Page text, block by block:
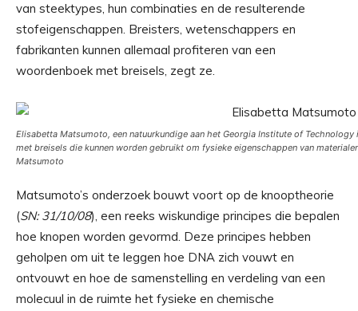
van steektypes, hun combinaties en de resulterende
stofeigenschappen. Breisters, wetenschappers en
fabrikanten kunnen allemaal profiteren van een
woordenboek met breisels, zegt ze.
Elisabetta Matsumoto, een natuurkundige aan het Georgia Institute of
met breisels die kunnen worden gebruikt om fysieke eigenschappen van
Matsumoto
Matsumoto’s onderzoek bouwt voort op de knooptheorie
(SN: 31/10/08), een reeks wiskundige principes die bepalen
hoe knopen worden gevormd. Deze principes hebben
geholpen om uit te leggen hoe DNA zich vouwt en
ontvouwt en hoe de samenstelling en verdeling van een
molecuul in de ruimte het fysieke en chemische